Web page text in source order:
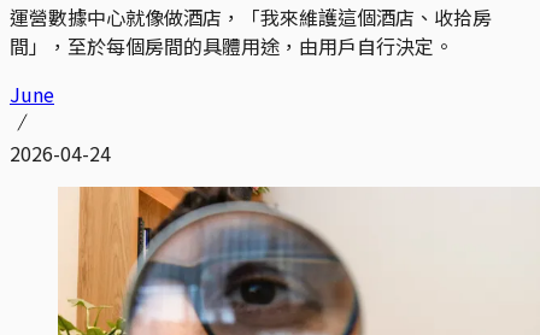
運營數據中心就像做酒店，「我來維護這個酒店、收拾房
間」，至於每個房間的具體用途，由用戶自行決定。
June
2026-04-24